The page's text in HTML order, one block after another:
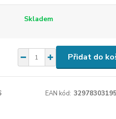
Skladem
Přidat do
EAN kód: